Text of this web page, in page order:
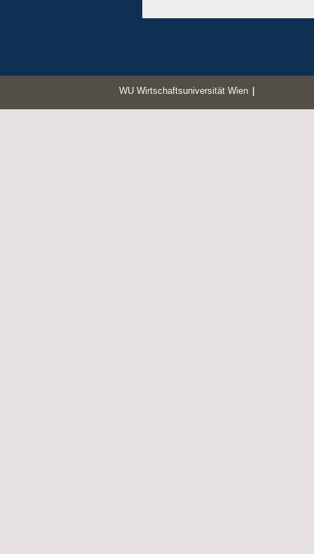
WU Wirtschaftsuniversität Wien